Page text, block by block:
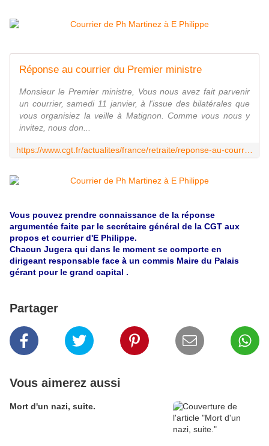
Réponse au courrier du Premier ministre
Monsieur le Premier ministre, Vous nous avez fait parvenir
un courrier, samedi 11 janvier, à l'issue des bilatérales que
vous organisiez la veille à Matignon. Comme vous nous y
invitez, nous don...
Vous pouvez prendre connaissance de la réponse
argumentée faite par le secrétaire général de la CGT aux
propos et courrier d'E Philippe.
Chacun Jugera qui dans le moment se comporte en
dirigeant responsable face à un commis Maire du Palais
gérant pour le grand capital .
Partager
Vous aimerez aussi
Mort d'un nazi, suite.